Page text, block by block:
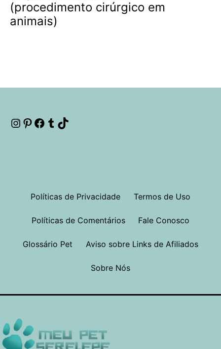
(procedimento cirúrgico em
animais)
Instagram
Pinterest
Facebook
Tumblr
Políticas de Privacidade Termos de Uso
Políticas de Comentários Fale Conosco
Glossário Pet Aviso sobre Links de Afiliados
Sobre Nós